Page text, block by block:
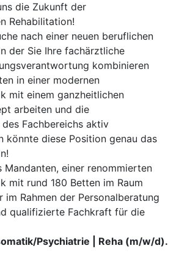
die Zukunft der
Rehabilitation!
nach einer neuen beruflichen
der Sie Ihre fachärztliche
kombinieren
in einer modernen
mit einem ganzheitlichen
arbeiten und die
Fachbereichs aktiv
könnte diese Position genau das
Mandanten, einer renommierten
mit rund 180 Betten im Raum
im Rahmen der Personalberatung
qualifizierte Fachkraft für die
Psychiatrie | Reha (m/w/d).